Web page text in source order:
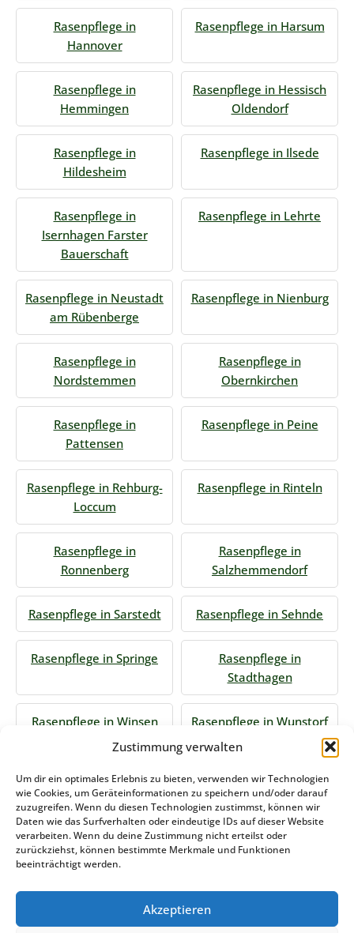
Zustimmung verwalten
Um dir ein optimales Erlebnis zu bieten, verwenden wir Technologien
wie Cookies, um Geräteinformationen zu speichern und/oder darauf
zuzugreifen. Wenn du diesen Technologien zustimmst, können wir
Daten wie das Surfverhalten oder eindeutige IDs auf dieser Website
verarbeiten. Wenn du deine Zustimmung nicht erteilst oder
zurückziehst, können bestimmte Merkmale und Funktionen
beeinträchtigt werden.
Akzeptieren
Rasenpflege in
Hannover
Rasenpflege in Harsum
Rasenpflege in
Hemmingen
Rasenpflege in Hessisch
Oldendorf
Rasenpflege in
Hildesheim
Rasenpflege in Ilsede
Rasenpflege in
Isernhagen Farster
Bauerschaft
Rasenpflege in Lehrte
Rasenpflege in Neustadt
am Rübenberge
Rasenpflege in Nienburg
Rasenpflege in
Nordstemmen
Rasenpflege in
Obernkirchen
Rasenpflege in
Pattensen
Rasenpflege in Peine
Rasenpflege in Rehburg-
Loccum
Rasenpflege in Rinteln
Rasenpflege in
Ronnenberg
Rasenpflege in
Salzhemmendorf
Rasenpflege in Sarstedt Rasenpflege in Sehnde
Rasenpflege in Springe
Rasenpflege in
Stadthagen
Rasenpflege in Winsen Rasenpflege in Wunstorf
Jetzt Anfrage stellen
Zum Formular
Das könnte Sie auch interessieren